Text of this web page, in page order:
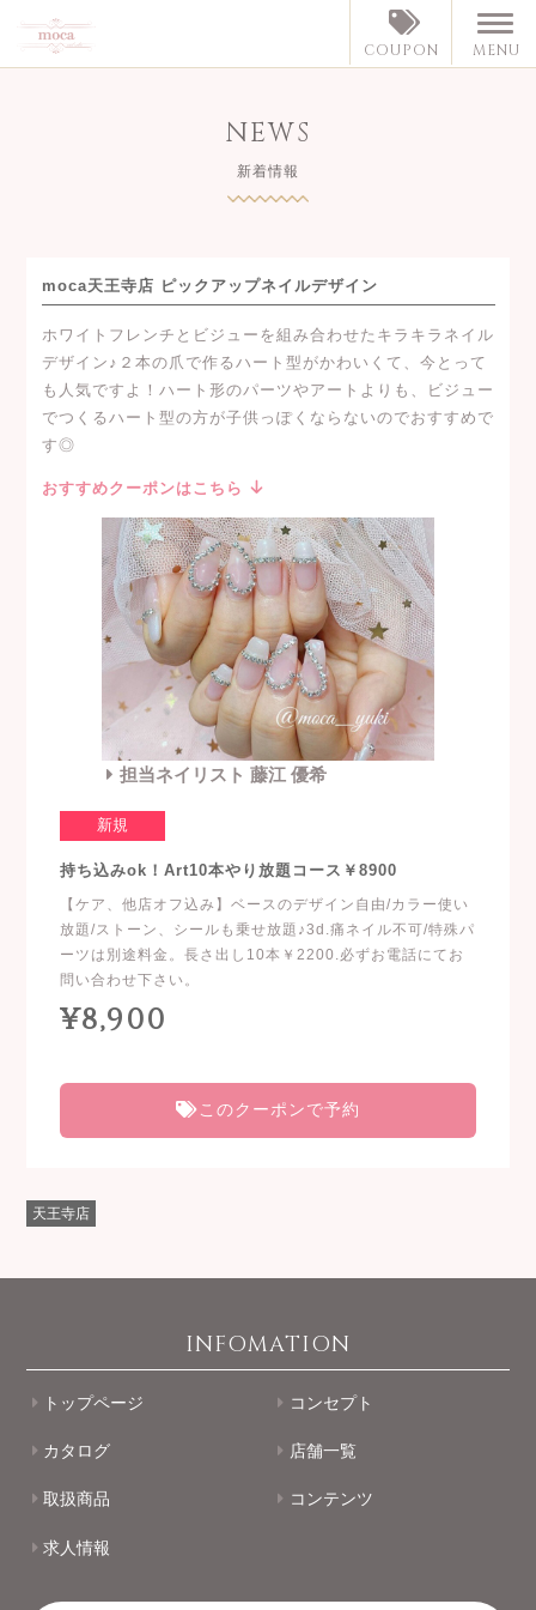
COUPON MENU
NEWS
新着情報
moca天王寺店 ピックアップネイルデザイン
ホワイトフレンチとビジューを組み合わせたキラキラネイル
デザイン♪２本の爪で作るハート型がかわいくて、今とって
も人気ですよ！ハート形のパーツやアートよりも、ビジュー
でつくるハート型の方が子供っぽくならないのでおすすめで
す◎
おすすめクーポンはこちら
担当ネイリスト 藤江 優希
新規
持ち込みok！Art10本やり放題コース￥8900
【ケア、他店オフ込み】ベースのデザイン自由/カラー使い
放題/ストーン、シールも乗せ放題♪3d.痛ネイル不可/特殊パ
ーツは別途料金。長さ出し10本￥2200.必ずお電話にてお
問い合わせ下さい。
¥8,900
このクーポンで予約
天王寺店
INFOMATION
トップページ コンセプト
カタログ 店舗一覧
取扱商品 コンテンツ
求人情報